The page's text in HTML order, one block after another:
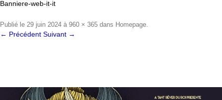
Banniere-web-it-it
Publié le 29 juin 2024 à 960 × 365 dans Homepage.
← Précédent Suivant →